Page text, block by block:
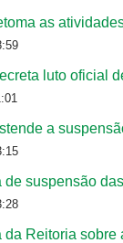
as
luto oficial
a
de suspensão
da Reitoria